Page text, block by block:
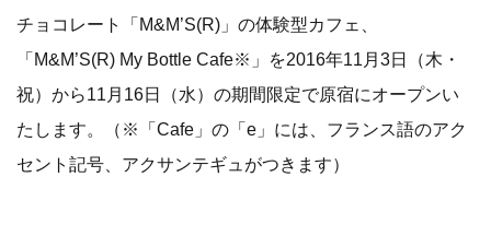
チョコレート「M&M’S(R)」の体験型カフェ、
「M&M’S(R) My Bottle Cafe※」を2016年11月3日（木・
祝）から11月16日（水）の期間限定で原宿にオープンい
たします。（※「Cafe」の「e」には、フランス語のアク
セント記号、アクサンテギュがつきます）